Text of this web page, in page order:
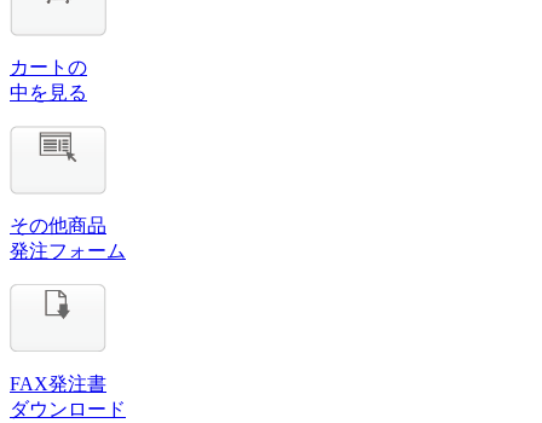
カートの
中を見る
その他商品
発注フォーム
FAX発注書
ダウンロード